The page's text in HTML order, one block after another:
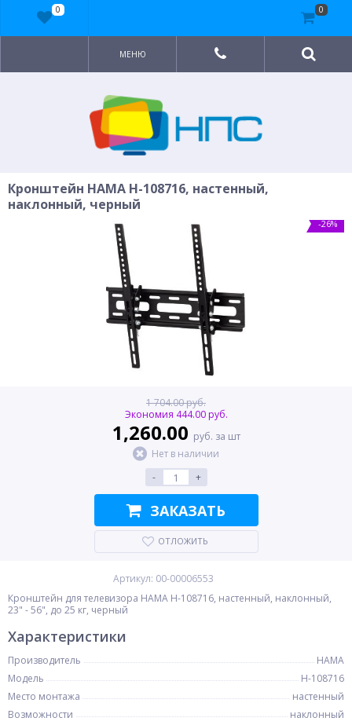
МЕНЮ
Кронштейн HAMA H-108716, настенный,
наклонный, черный
-26%
1 704.00 руб.
Экономия 444.00 руб.
1,260.00 руб. за шт
Нет в наличии
-
+
ЗАКАЗАТЬ
ОТЛОЖИТЬ
Артикул: 00-00006553
Кронштейн для телевизора HAMA H-108716, настенный, наклонный,
23" - 56", до 25 кг, черный
Характеристики
Производитель
HAMA
Модель
H-108716
Место монтажа
настенный
Возможности
наклонный
0 0